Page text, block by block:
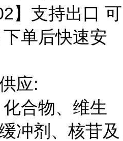
】支持出口 可
单后快速安
应:
合物、维生
冲剂、核苷及